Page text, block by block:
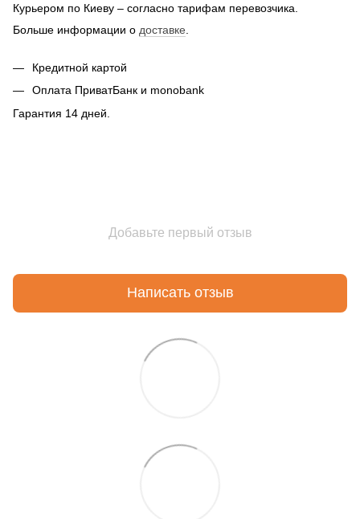
Курьером по Киеву – согласно тарифам перевозчика.
Больше информации о доставке
Кредитной картой
Оплата ПриватБанк и monobank
Гарантия 14 дней.
Добавьте первый отзыв
Написать отзыв